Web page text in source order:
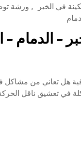
في الخبر , ورشة
الدمام –
هل تعاني من
في تعشيق ناقل الحركة